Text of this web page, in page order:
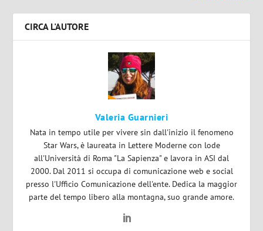
CIRCA L'AUTORE
Valeria Guarnieri
Nata in tempo utile per vivere sin dall'inizio il fenomeno
Star Wars, è laureata in Lettere Moderne con lode
all'Università di Roma "La Sapienza" e lavora in ASI dal
2000. Dal 2011 si occupa di comunicazione web e social
presso l'Ufficio Comunicazione dell'ente. Dedica la maggior
parte del tempo libero alla montagna, suo grande amore.